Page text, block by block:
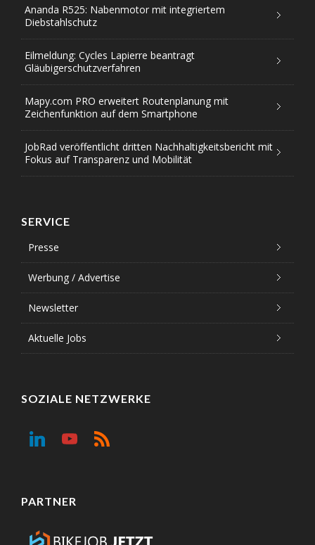
Ananda R525: Nabenmotor mit integriertem
Diebstahlschutz
Eilmeldung: Cycles Lapierre beantragt
Gläubigerschutzverfahren
Mapy.com PRO erweitert Routenplanung mit
Zeichenfunktion auf dem Smartphone
JobRad veröffentlicht dritten Nachhaltigkeitsbericht mit
Fokus auf Transparenz und Mobilität
SERVICE
Presse
Werbung / Advertise
Newsletter
Aktuelle Jobs
SOZIALE NETZWERKE
PARTNER